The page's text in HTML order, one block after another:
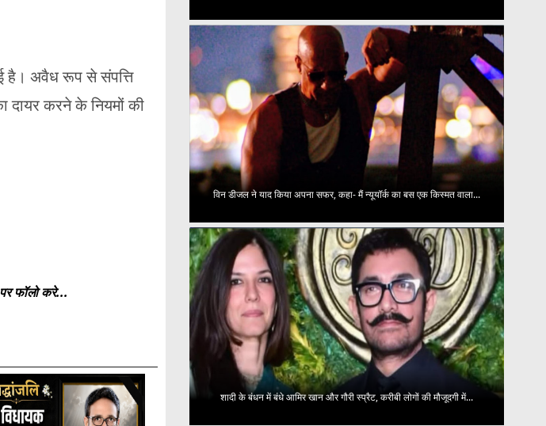
है। अवैध रूप से संपत्ति
दायर करने के नियमों की
फॉलो करे...
विन डीजल ने याद किया अपना सफर, कहा- मैं न्यूयॉर्क का बस एक किस्मत वाला...
शादी के बंधन में बंधे आमिर खान और गौरी स्प्रैट, करीबी लोगों की मौजूदगी में...